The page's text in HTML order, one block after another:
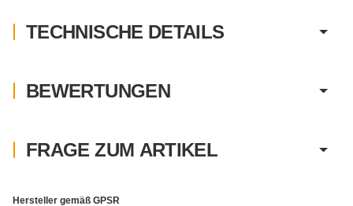
TECHNISCHE DETAILS
BEWERTUNGEN
FRAGE ZUM ARTIKEL
Hersteller gemäß GPSR